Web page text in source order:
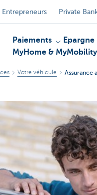
Entrepreneurs Private
Paiements Epargne
MyHome & MyMobility
Votre véhicule Assurance